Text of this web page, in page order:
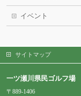
イベント
サイトマップ
一ツ瀬川県民ゴルフ場
〒889-1406